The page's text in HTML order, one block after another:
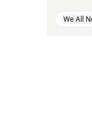
We All